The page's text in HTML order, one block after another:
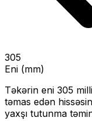
305
Eni (mm)
Təkərin eni 305
təmas edən
yaxşı tutunma